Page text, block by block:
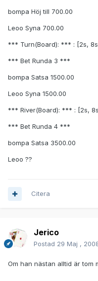
bompa Höj till 700.00
Leoo Syna 700.00
*** Turn(Board): *** : [2s,
*** Bet Runda 3 ***
bompa Satsa 1500.00
Leoo Syna 1500.00
*** River(Board): *** : [2s,
*** Bet Runda 4 ***
bompa Satsa 3500.00
Leoo ??
Citera
Jerico
Postad 29 Maj ,
Om han nästan alltid är tom